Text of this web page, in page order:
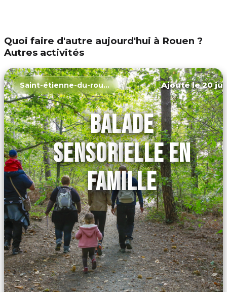
Quoi faire d'autre aujourd'hui à Rouen ?
Autres activités
Saint-étienne-du-rouvray Ajouté le 20
BALADE
SENSORIELLE EN
FAMILLE